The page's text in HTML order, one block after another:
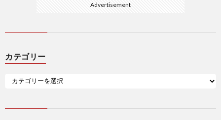
Advertisement
カテゴリー